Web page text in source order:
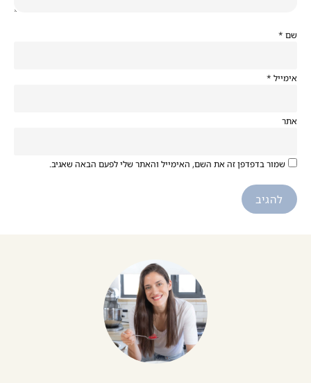
שם *
אימייל *
אתר
שמור בדפדפן זה את השם, האימייל והאתר שלי לפעם הבאה שאגיב.